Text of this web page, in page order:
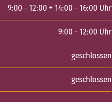
9:00 - 12:00 + 14:00 - 16:00 Uhr
9:00 - 12:00 Uhr
geschlossen
geschlossen